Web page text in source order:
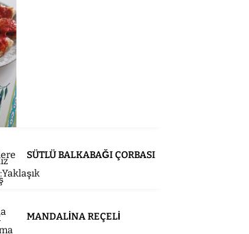
SÜTLÜ BALKABAĞI ÇORBASI
MANDALİNA REÇELİ